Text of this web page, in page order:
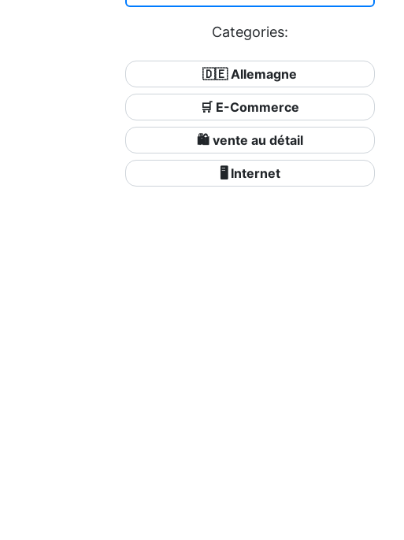
Categories:
🇩🇪 Allemagne
🛒 E-Commerce
🛍️ vente au détail
🖥️ Internet